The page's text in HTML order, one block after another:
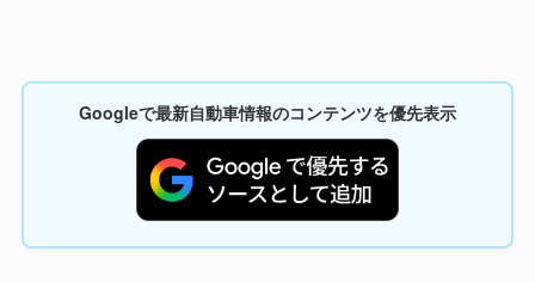
Googleで最新自動車情報のコンテンツを優先表示